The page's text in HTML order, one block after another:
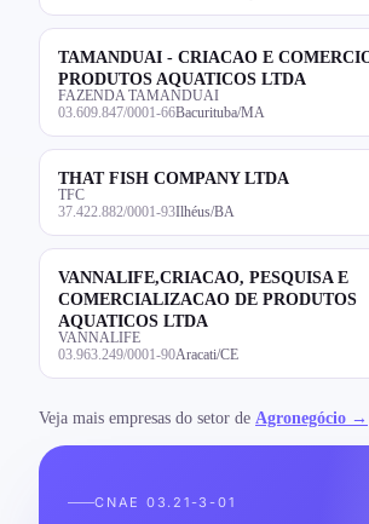
TAMANDUAI - CRIACAO E
PRODUTOS AQUATICOS LTDA
FAZENDA TAMANDUAI
03.609.847/0001-66Bacurituba/MA
THAT FISH COMPANY LTDA
TFC
37.422.882/0001-93Ilhéus/BA
VANNALIFE,CRIACAO, PESQUISA E
COMERCIALIZACAO DE PRODUTOS
AQUATICOS LTDA
VANNALIFE
03.963.249/0001-90Aracati/CE
Veja mais empresas do setor de Agronegócio →
CNAE 03.21-3-01